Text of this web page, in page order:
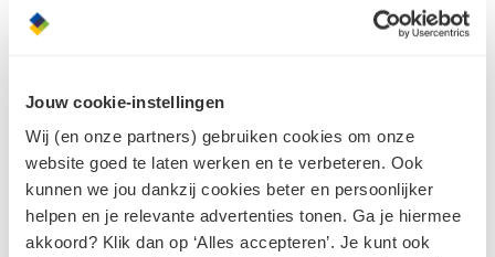
Jouw cookie-instellingen
Wij (en onze partners) gebruiken cookies om onze
website goed te laten werken en te verbeteren. Ook
kunnen we jou dankzij cookies beter en persoonlijker
helpen en je relevante advertenties tonen. Ga je hiermee
akkoord? Klik dan op ‘Alles accepteren’. Je kunt ook
LifeWellness Amadore
Toiletkraan